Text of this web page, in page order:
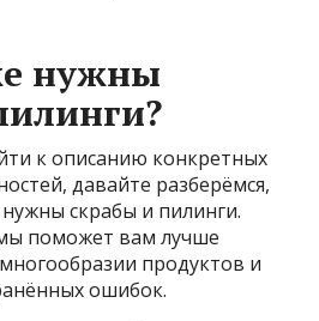
нужны
к описанию конкретных
давайте разберёмся,
скрабы и пилинги.
поможет вам лучше
продуктов и
ошибок.